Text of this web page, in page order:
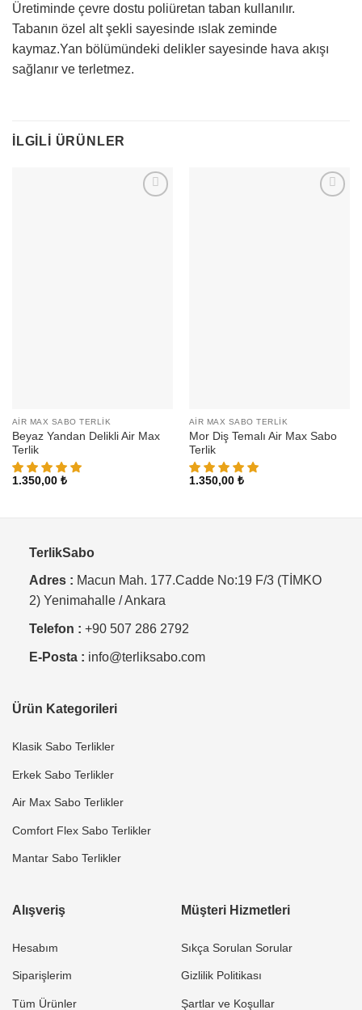
Üretiminde çevre dostu poliüretan taban kullanılır.
Tabanın özel alt şekli sayesinde ıslak zeminde
kaymaz.Yan bölümündeki delikler sayesinde hava akışı
sağlanır ve terletmez.
İLGILI ÜRÜNLER
AIR MAX SABO TERLIK
Beyaz Yandan Delikli Air Max
Terlik
1.350,00 ₺
AIR MAX SABO TERLIK
Mor Diş Temalı Air Max Sabo
Terlik
1.350,00 ₺
TerlikSabo
Adres : Macun Mah. 177.Cadde No:19 F/3 (TİMKO
2) Yenimahalle / Ankara
Telefon : +90 507 286 2792
E-Posta : info@terliksabo.com
Ürün Kategorileri
Klasik Sabo Terlikler
Erkek Sabo Terlikler
Air Max Sabo Terlikler
Comfort Flex Sabo Terlikler
Mantar Sabo Terlikler
Alışveriş
Hesabım
Siparişlerim
Tüm Ürünler
Müşteri Hizmetleri
Sıkça Sorulan Sorular
Gizlilik Politikası
Şartlar ve Koşullar